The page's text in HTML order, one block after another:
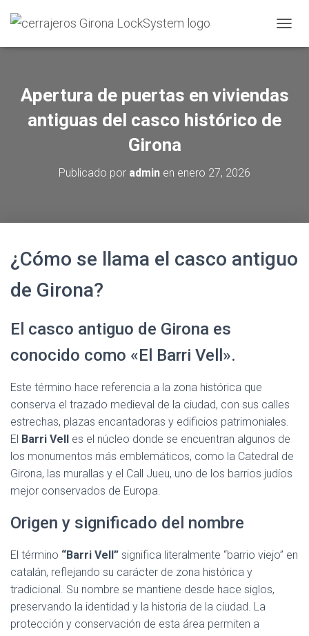
A
A
G
Apertura de puertas en viviendas
antiguas del casco histórico de
Girona
Publicado por admin en enero 27, 2026
¿Cómo se llama el casco antiguo
de Girona?
El casco antiguo de Girona es
conocido como «El Barri Vell».
Este término hace referencia a la zona histórica que
conserva el trazado medieval de la ciudad, con sus calles
estrechas, plazas encantadoras y edificios patrimoniales.
El Barri Vell es el núcleo donde se encuentran algunos de
los monumentos más emblemáticos, como la Catedral de
Girona, las murallas y el Call Jueu, uno de los barrios judíos
mejor conservados de Europa.
Origen y significado del nombre
El término “Barri Vell” significa literalmente “barrio viejo” en
catalán, reflejando su carácter de zona histórica y
tradicional. Su nombre se mantiene desde hace siglos,
preservando la identidad y la historia de la ciudad. La
protección y conservación de esta área permiten a